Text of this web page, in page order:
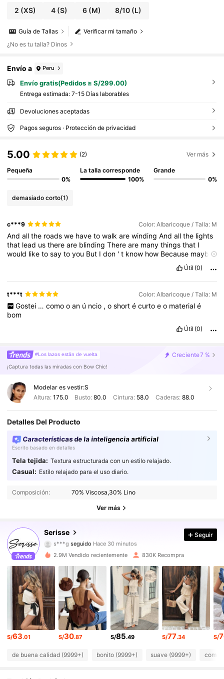
2 (XS) 4(S) 6(M) 8/10 (L)
Verificar mi tamaño
Guía de Tallas
¿No es tu talla? Dinos
Envío a Peru
Envío gratis(Pedidos ≥ S/299.00)
Entrega estimada: 7-15 Días laborables
Devoluciones aceptadas
Pagos seguros · Protección de privacidad
5.00 (2) Ver más
Pequeña
0%
La talla corresponde
100%
Grande
0%
demasiado corto(1)
c***9 Color: Albaricoque / Talla: M
Andallthe roadswe havetowalkarewindingAndallthe lights
that lead usthereare blindingThereare manythingsthat I
would liketosaytoyou But Idon 't know how Because maybe
You
Útil (0)
t***t Color: Albaricoque / Talla: M
Gostei … como o an ú ncio , o short é curto e o material é
bom
Útil (0)
#Los lazos están de vuelta Creciente7 %
¡Captura todas las miradas con Bow Chic!
Modelar es vestir:S
Altura: 175.0 Busto:80.0 Cintura: 58.0 Caderas: 88.0
Detalles Del Producto
Características de la inteligencia artificial
Escrito basado en detalles
Tela tejida: Textura estructurada con un estilo relajado.
Casual: Estilo relajado para el uso diario.
Composición: 70% Viscosa,30% Lino
Ver más
Serisse
500K Seguidores
4.82
500K Seguidores
4.82 500K Seguidores
4.82 500K Seguidores
4.82 500K Seguidores
4.82 500K Seguidores
Seguir
2.9M Vendido recientemente 830K Recompra
S/63.01 S/30.87 S/85.49 S/77.34 S/
de buena calidad (9999+) bonito (9999+) suave (9999+) como